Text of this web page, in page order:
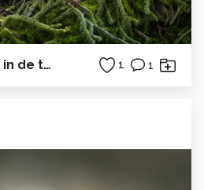
Lente2020-vuurjuffer in de tuin 1 1